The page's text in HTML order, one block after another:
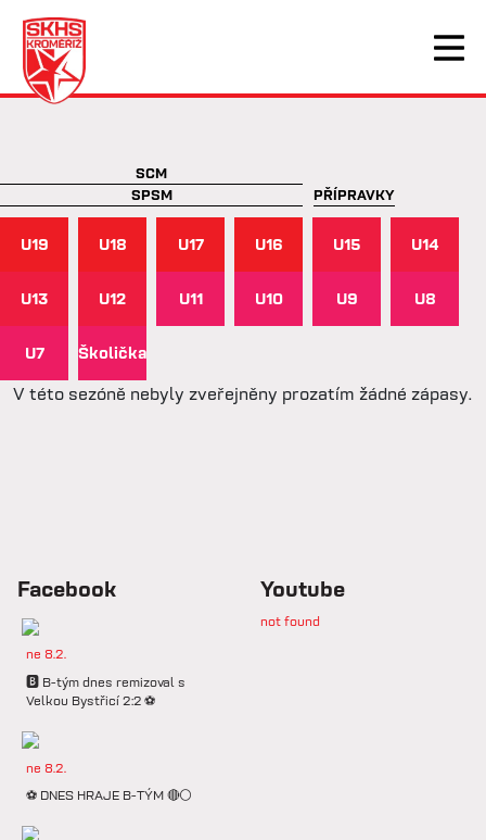
SCM
SPSM
PŘÍPRAVKY
U19 U18 U17 U16 U15 U14
U13 U12 U11 U10 U9 U8
U7 Školička
V této sezóně nebyly zveřejněny prozatím žádné zápasy.
Facebook
ne 8.2.
🅱️ B-tým dnes remizoval s
Velkou Bystřicí 2:2 ⚽️
ne 8.2.
⚽️ DNES HRAJE B-TÝM 🔴⚪️
Youtube
not found